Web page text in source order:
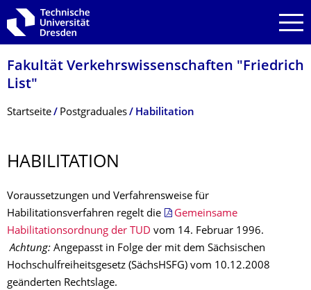
Zur Hauptnavigation springen
Zur Suche springen
Zum Inhalt springen
Fakultät Verkehrswissen­schaften "Friedrich
List"
Breadcrumb-Menü
Startseite Postgraduales Habilitation
HABILITATION
Voraussetzungen und Verfahrensweise für
Habilitationsverfahren regelt die
Gemeinsame
Habilitationsordnung der TUD vom 14. Februar 1996.
Achtung: Angepasst in Folge der mit dem Sächsischen
Hochschulfreiheitsgesetz (SächsHSFG) vom 10.12.2008
geänderten Rechtslage.